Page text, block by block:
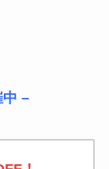
中 –